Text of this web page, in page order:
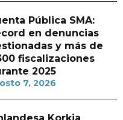
Pública SMA:
en denuncias
y más de
fiscalizaciones
2025
7, 2026